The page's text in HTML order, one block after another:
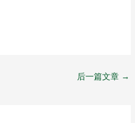
后一篇文章 →